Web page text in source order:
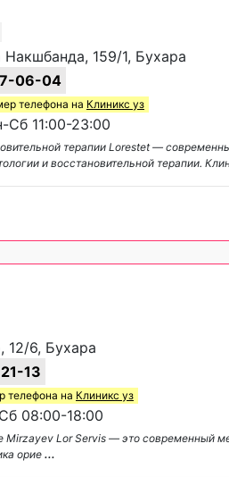
Накшбанда, 159/1, Бухара
06-04
телефона на Клиникс уз
Сб 11:00-23:00
терапии Lorestet —
и восстановительной терапии.
12/6, Бухара
13
телефона на Клиникс уз
08:00-18:00
Lor Servis — это современный
орие ...